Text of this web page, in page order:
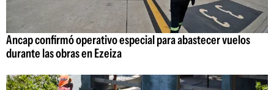
Ancap confirmó operativo especial para abastecer vuelos
durante las obras en Ezeiza